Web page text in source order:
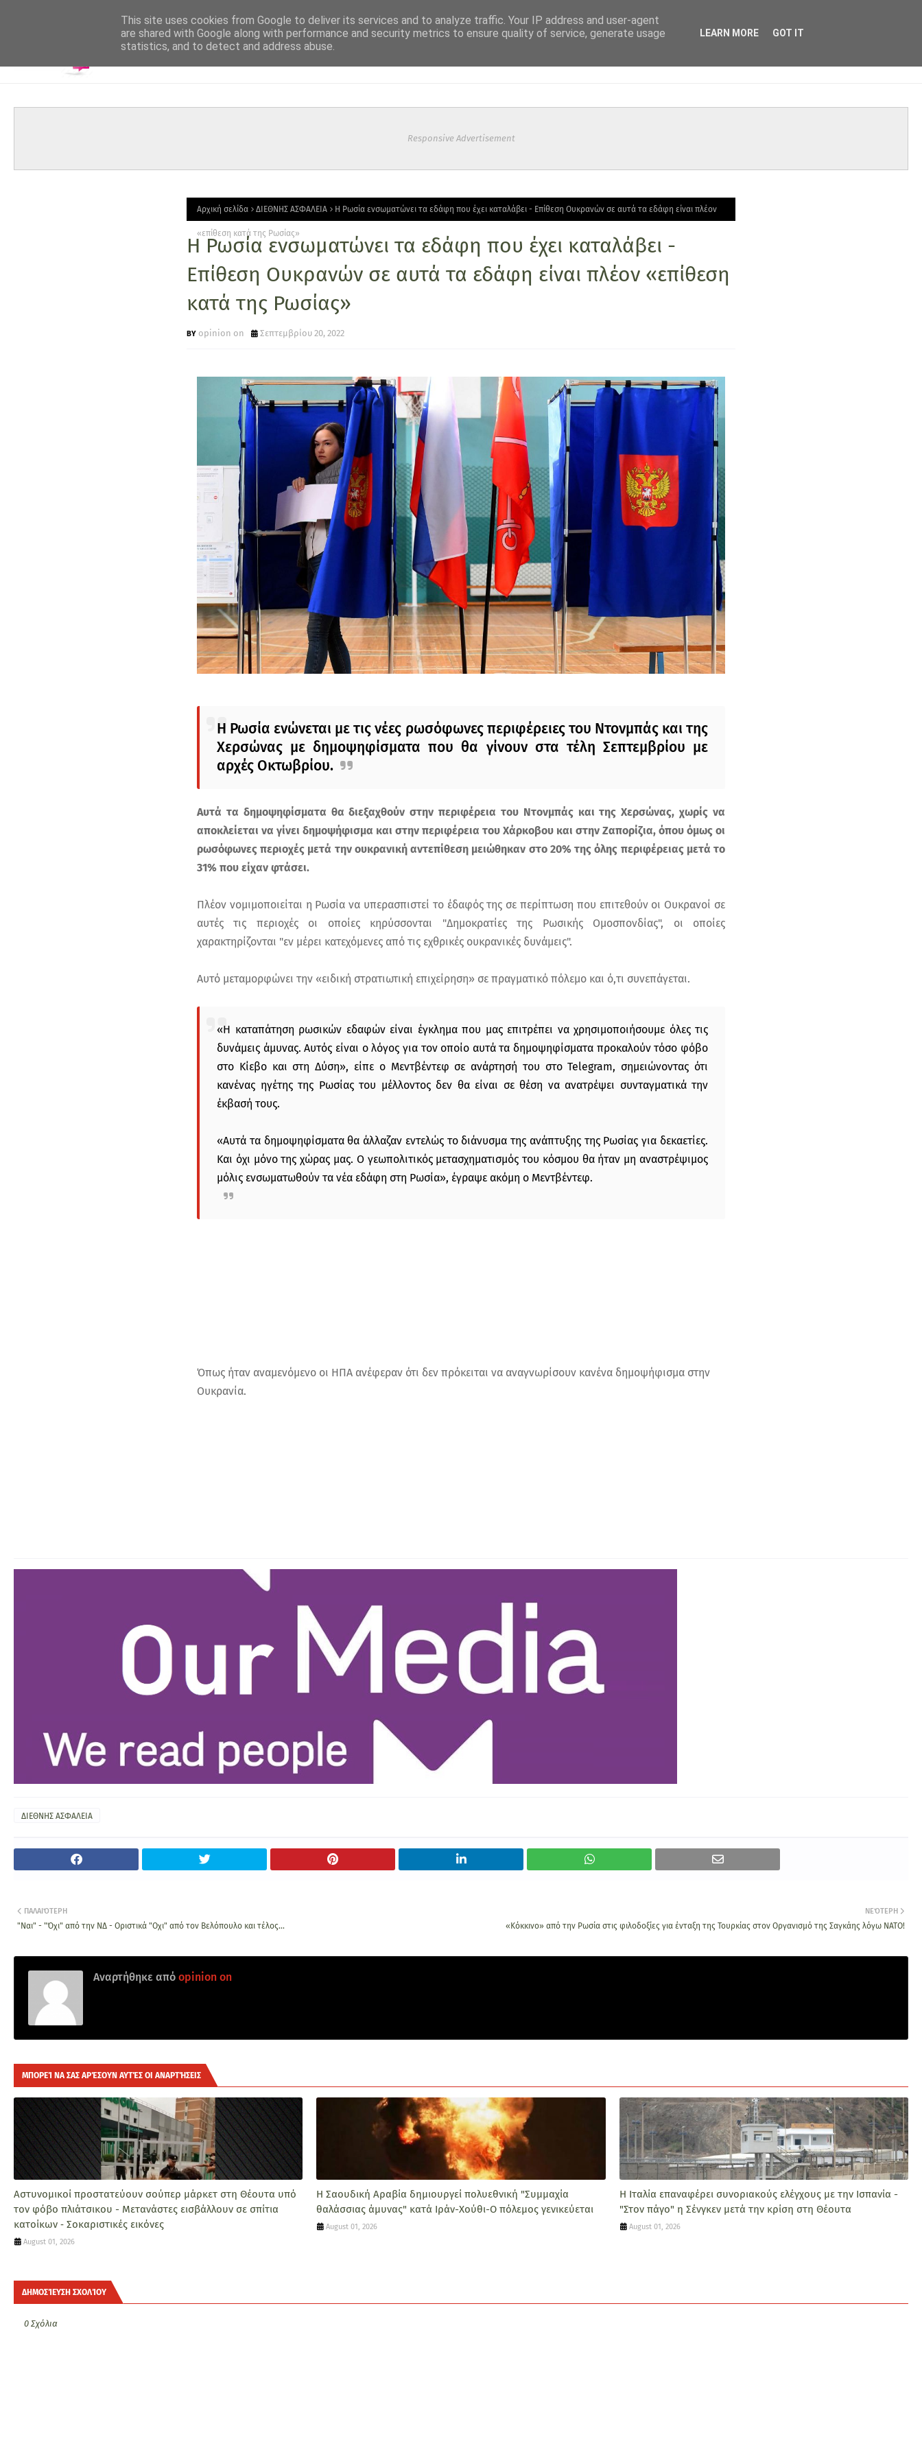
Responsive Advertisement
Αρχική σελίδα ΔΙΕΘΝΗΣ ΑΣΦΑΛΕΙΑ Η Ρωσία ενσωματώνει τα εδάφη που έχει καταλάβει - Επίθεση Ουκρανών σε αυτά τα εδάφη είναι πλέον
«επίθεση κατά της Ρωσίας»
Η Ρωσία ενσωματώνει τα εδάφη που έχει καταλάβει -
Επίθεση Ουκρανών σε αυτά τα εδάφη είναι πλέον «επίθεση
κατά της Ρωσίας»
opinion on Σεπτεμβρίου 20, 2022
Η Ρωσία ενώνεται με τις νέες ρωσόφωνες περιφέρειες του Ντονμπάς και της
Χερσώνας με δημοψηφίσματα που θα γίνουν στα τέλη Σεπτεμβρίου με
αρχές Οκτωβρίου.
Αυτά τα δημοψηφίσματα θα διεξαχθούν στην περιφέρεια του Ντονμπάς και της Χερσώνας, χωρίς να
αποκλείεται να γίνει δημοψήφισμα και στην περιφέρεια του Χάρκοβου και στην Ζαπορίζια, όπου όμως οι
ρωσόφωνες περιοχές μετά την ουκρανική αντεπίθεση μειώθηκαν στο 20% της όλης περιφέρειας μετά το
31% που είχαν φτάσει.
Πλέον νομιμοποιείται η Ρωσία να υπερασπιστεί το έδαφός της σε περίπτωση που επιτεθούν οι Ουκρανοί σε
αυτές τις περιοχές οι οποίες κηρύσσονται "Δημοκρατίες της Ρωσικής Ομοσπονδίας", οι οποίες
χαρακτηρίζονται "εν μέρει κατεχόμενες από τις εχθρικές ουκρανικές δυνάμεις".
Αυτό μεταμορφώνει την «ειδική στρατιωτική επιχείρηση» σε πραγματικό πόλεμο και ό,τι συνεπάγεται.
«Η καταπάτηση ρωσικών εδαφών είναι έγκλημα που μας επιτρέπει να χρησιμοποιήσουμε όλες τις
δυνάμεις άμυνας. Αυτός είναι ο λόγος για τον οποίο αυτά τα δημοψηφίσματα προκαλούν τόσο φόβο
στο Κίεβο και στη Δύση», είπε ο Μεντβέντεφ σε ανάρτησή του στο Telegram, σημειώνοντας ότι
κανένας ηγέτης της Ρωσίας του μέλλοντος δεν θα είναι σε θέση να ανατρέψει συνταγματικά την
έκβασή τους.
«Αυτά τα δημοψηφίσματα θα άλλαζαν εντελώς το διάνυσμα της ανάπτυξης της Ρωσίας για δεκαετίες.
Και όχι μόνο της χώρας μας. Ο γεωπολιτικός μετασχηματισμός του κόσμου θα ήταν μη αναστρέψιμος
μόλις ενσωματωθούν τα νέα εδάφη στη Ρωσία», έγραψε ακόμη ο Μεντβέντεφ.
Όπως ήταν αναμενόμενο οι ΗΠΑ ανέφεραν ότι δεν πρόκειται να αναγνωρίσουν κανένα δημοψήφισμα στην
Ουκρανία.
ΔΙΕΘΝΗΣ ΑΣΦΑΛΕΙΑ
ΝΕΌΤΕΡΗ
«Κόκκινο» από την Ρωσία στις φιλοδοξίες για ένταξη της Τουρκίας στον Οργανισμό της Σαγκάης λόγω ΝΑΤΟ!
ΠΑΛΑΙΌΤΕΡΗ
"Ναι" - "Όχι" από την ΝΔ - Οριστικά "Οχι" από τον Βελόπουλο και τέλος...
Αναρτήθηκε από opinion on
ΜΠΟΡΕΊ ΝΑ ΣΑΣ ΑΡΈΣΟΥΝ ΑΥΤΈΣ ΟΙ ΑΝΑΡΤΉΣΕΙΣ
Αστυνομικοί προστατεύουν σούπερ μάρκετ στη Θέουτα υπό
τον φόβο πλιάτσικου - Μετανάστες εισβάλλουν σε σπίτια
κατοίκων ‑ Σοκαριστικές εικόνες
August 01, 2026
Η Σαουδική Αραβία δημιουργεί πολυεθνική "Συμμαχία
θαλάσσιας άμυνας" κατά Ιράν-Χούθι-Ο πόλεμος γενικεύεται
August 01, 2026
Η Ιταλία επαναφέρει συνοριακούς ελέγχους με την Ισπανία -
"Στον πάγο" η Σένγκεν μετά την κρίση στη Θέουτα
August 01, 2026
ΔΗΜΟΣΊΕΥΣΗ ΣΧΟΛΊΟΥ
0 Σχόλια
This site uses cookies from Google to deliver its services and to analyze traffic. Your IP address and user-agent
are shared with Google along with performance and security metrics to ensure quality of service, generate usage
statistics, and to detect and address abuse.
LEARN MORE GOT IT